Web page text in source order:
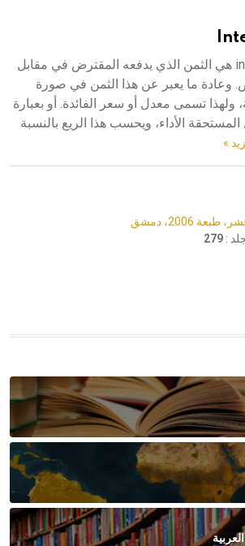
الفائدة الفائدة interest هي الثمن الذي يدفعه المقترض في مقابل
وعادة ما يعبر عن هذا الثمن في صورة
ولهذا تسمى معدل أو سعر الفائدة. أو بعبارة
الأداء، ويحسب هذا الريع بالنسبة
»
2006، دمشق
:
279